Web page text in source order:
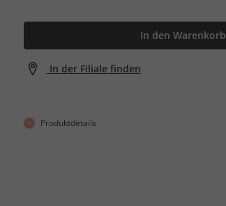
In den Warenkorb
In der Filiale finden
Produktdetails